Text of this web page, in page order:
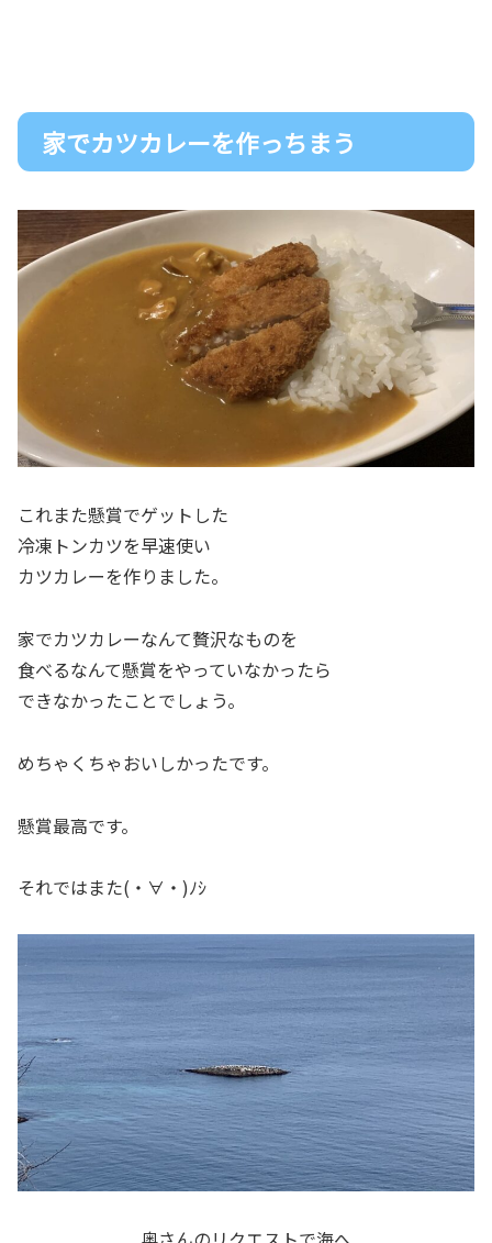
家でカツカレーを作っちまう
これまた懸賞でゲットした
冷凍トンカツを早速使い
カツカレーを作りました。
家でカツカレーなんて贅沢なものを
食べるなんて懸賞をやっていなかったら
できなかったことでしょう。
めちゃくちゃおいしかったです。
懸賞最高です。
それではまた(・∀・)ﾉｼ